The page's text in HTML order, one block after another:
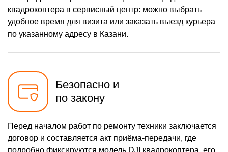
квадрокоптера в сервисный центр: можно выбрать
удобное время для визита или заказать выезд курьера
по указанному адресу в Казани.
Безопасно и
по закону
Перед началом работ по ремонту техники заключается
договор и составляется акт приёма-передачи, где